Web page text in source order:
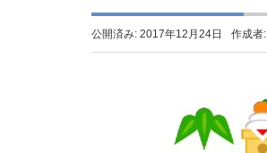
公開済み: 2017年12月24日 作成者: